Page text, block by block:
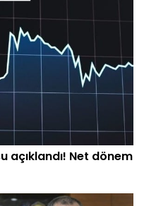
açıklandı! Net dönem